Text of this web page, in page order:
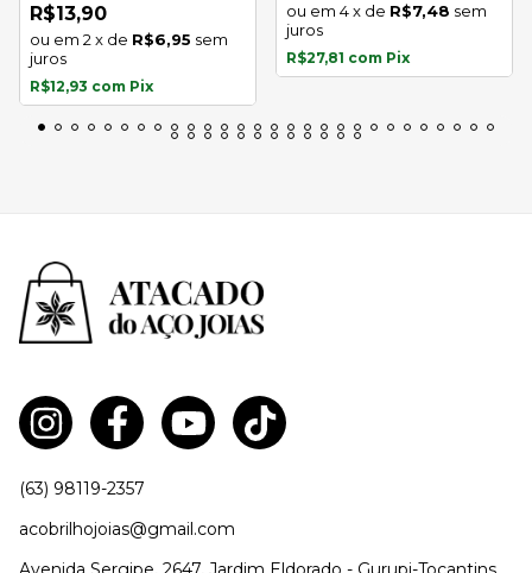
R$13,90
2 x de R$6,95 sem
juros
R$12,93 com Pix
4x de R$7,48 sem
juros
R$27,81 com Pix
(63) 98119-2357
acobrilhojoias@gmail.com